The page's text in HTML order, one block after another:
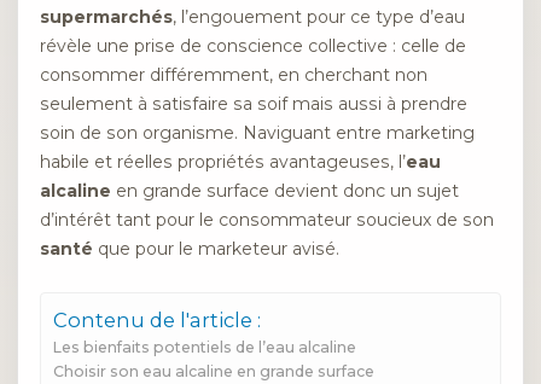
supermarchés, l’engouement pour ce type d’eau
révèle une prise de conscience collective : celle de
consommer différemment, en cherchant non
seulement à satisfaire sa soif mais aussi à prendre
soin de son organisme. Naviguant entre marketing
habile et réelles propriétés avantageuses, l’eau
alcaline en grande surface devient donc un sujet
d’intérêt tant pour le consommateur soucieux de son
santé que pour le marketeur avisé.
Contenu de l'article :
Les bienfaits potentiels de l’eau alcaline
Choisir son eau alcaline en grande surface